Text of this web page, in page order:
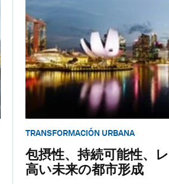
TRANSFORMACIÓN URBANA
包摂性、持続可能性、
高い未来の都市形成